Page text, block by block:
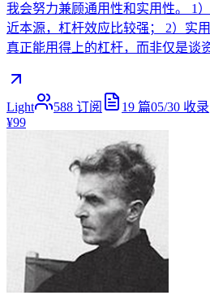
我会努力兼顾通用性和实用性。 1
近本源，杠杆效应比较强； 2）实
真正能用得上的杠杆，而非仅是谈
Light 588 订阅 19 篇05/30 收录
¥99